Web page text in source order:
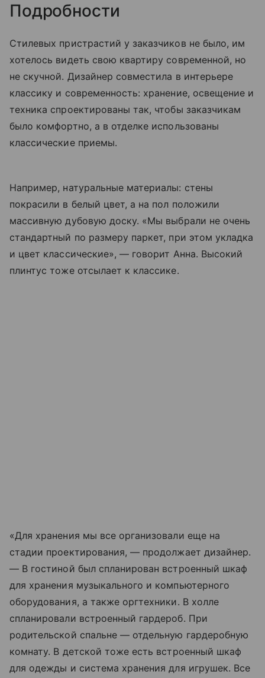
Подробности
Стилевых пристрастий у заказчиков не было, им
хотелось видеть свою квартиру современной, но
не скучной. Дизайнер совместила в интерьере
классику и современность: хранение, освещение и
техника спроектированы так, чтобы заказчикам
было комфортно, а в отделке использованы
классические приемы.
Например, натуральные материалы: стены
покрасили в белый цвет, а на пол положили
массивную дубовую доску. «Мы выбрали не очень
стандартный по размеру паркет, при этом укладка
и цвет классические», — говорит Анна. Высокий
плинтус тоже отсылает к классике.
«Для хранения мы все организовали еще на
стадии проектирования, — продолжает дизайнер.
— В гостиной был спланирован встроенный шкаф
для хранения музыкального и компьютерного
оборудования, а также оргтехники. В холле
спланировали встроенный гардероб. При
родительской спальне — отдельную гардеробную
комнату. В детской тоже есть встроенный шкаф
для одежды и система хранения для игрушек. Все